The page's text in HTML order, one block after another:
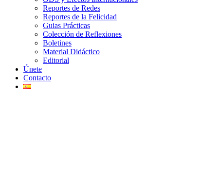
Reportes de Redes
Reportes de la Felicidad
Guias Prácticas
Colección de Reflexiones
Boletines
Material Didáctico
Editorial
Únete
Contacto